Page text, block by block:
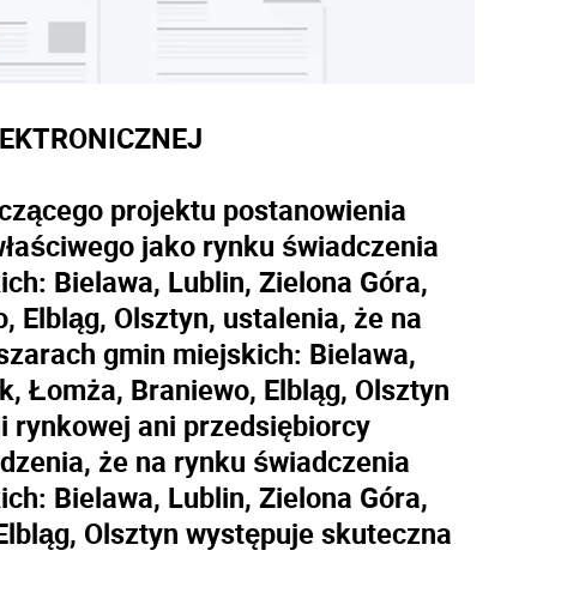
projektu postanowienia
jako rynku świadczenia
Bielawa, Lublin, Zielona Góra,
Elbląg, Olsztyn, ustalenia, że na
gmin miejskich: Bielawa,
Łomża, Braniewo, Elbląg, Olsztyn
rynkowej ani przedsiębiorcy
że na rynku świadczenia
Bielawa, Lublin, Zielona Góra,
Olsztyn występuje skuteczna